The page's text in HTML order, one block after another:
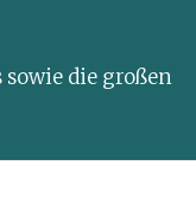
sowie die großen